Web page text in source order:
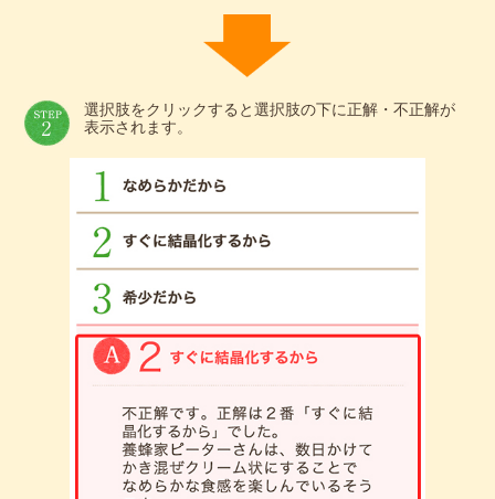
選択肢をクリックすると選択肢の下に正解・不正解が
表示されます。